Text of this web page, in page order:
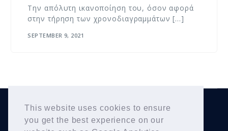
This website uses cookies to ensure
you get the best experience on our
Την απόλυτη ικανοποίηση του, όσον αφορά
στην τήρηση των χρονοδιαγραμμάτων […]
SEPTEMBER 9, 2021
Copyright © 2026Yiannis Karousos. All Rights
Reserved.